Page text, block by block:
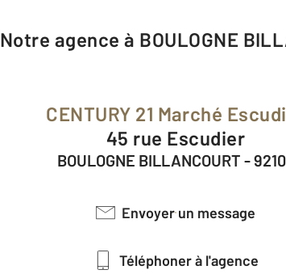
Notre agence à BOULOGNE
CENTURY 21 Marché
45 rue Escudier
BOULOGNE BILLANCOURT -
Envoyer un message
Téléphoner à l'agence